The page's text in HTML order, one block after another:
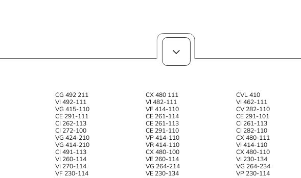
CG 492 211 CX 480 111 CVL 410
VI 492-111 VI 482-111 VI 462-111
VG 415-110 VF 414-110 CV 282-110
CE 291-111 CE 261-114 CE 291-101
CI 262-113 CE 261-113 CI 261-113
CI 272-100 CE 291-110 CI 282-110
VG 424-210 VP 414-110 CX 480-111
VG 414-210 VR 414-110 VI 414-110
CI 491-113 CX 480-100 CX 480-110
VI 260-114 VE 260-114 VI 230-134
VI 270-114 VG 264-214 VG 264-234
VF 230-114 VE 230-134 VP 230-114